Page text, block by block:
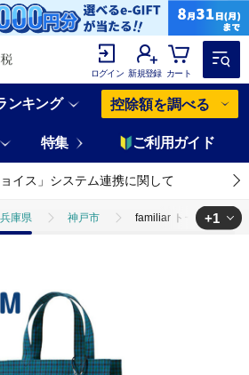
ログイン 新規登録 カート
ンキング 控除額を調べる
特集 ご利用ガイド
ョイス」システム連携に関して
兵庫県 神戸市 familiar トートバッグ
+1